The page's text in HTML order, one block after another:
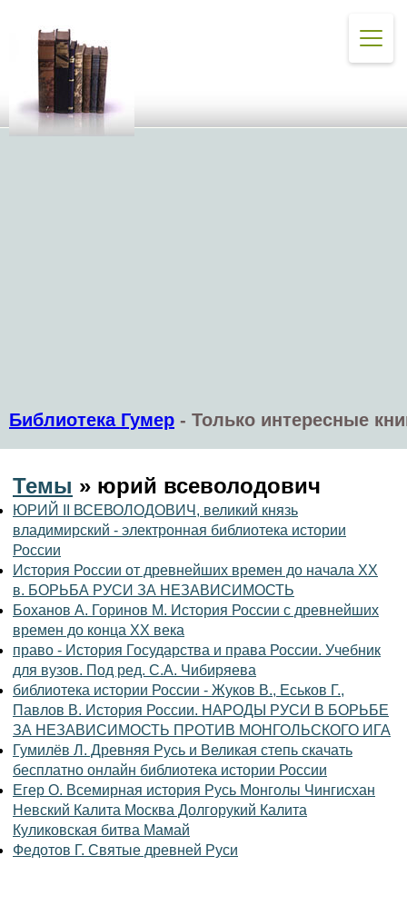
Библиотека Гумер - Только интересные
Темы » юрий всеволодович
ЮРИЙ II ВСЕВОЛОДОВИЧ, великий князь
владимирский - электронная библиотека истории
России
История России от древнейших времен до начала XX
в. БОРЬБА РУСИ ЗА НЕЗАВИСИМОСТЬ
Боханов А. Горинов М. История России с древнейших
времен до конца XX века
право - История Государства и права России. Учебник
для вузов. Под ред. С.А. Чибиряева
библиотека истории России - Жуков В., Еськов Г.,
Павлов В. История России. НАРОДЫ РУСИ В БОРЬБЕ
ЗА НЕЗАВИСИМОСТЬ ПРОТИВ МОНГОЛЬСКОГО ИГА
Гумилёв Л. Древняя Русь и Великая степь скачать
бесплатно онлайн библиотека истории России
Егер О. Всемирная история Русь Монголы Чингисхан
Невский Калита Москва Долгорукий Калита
Куликовская битва Мамай
Федотов Г. Святые древней Руси